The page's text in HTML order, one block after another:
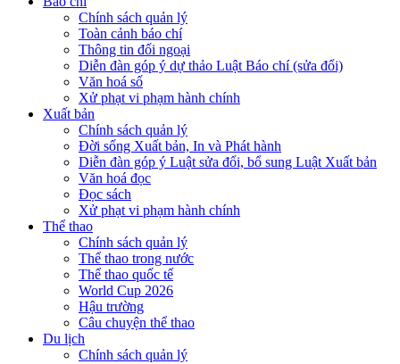
Chính sách quản lý
Toàn cảnh báo chí
Thông tin đối ngoại
Diễn đàn góp ý dự thảo Luật Báo chí (sửa đổi)
Văn hoá số
Xử phạt vi phạm hành chính
Xuất bản
Chính sách quản lý
Đời sống Xuất bản, In và Phát hành
Diễn đàn góp ý Luật sửa đổi, bổ sung Luật Xuất bản
Văn hoá đọc
Đọc sách
Xử phạt vi phạm hành chính
Thể thao
Chính sách quản lý
Thể thao trong nước
Thể thao quốc tế
World Cup 2026
Hậu trường
Câu chuyện thể thao
Du lịch
Chính sách quản lý